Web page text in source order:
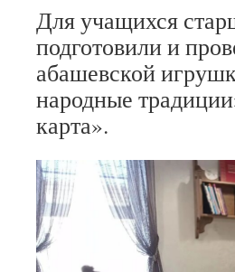
Для учащихся
подготовили и
абашевской
народные
карта».